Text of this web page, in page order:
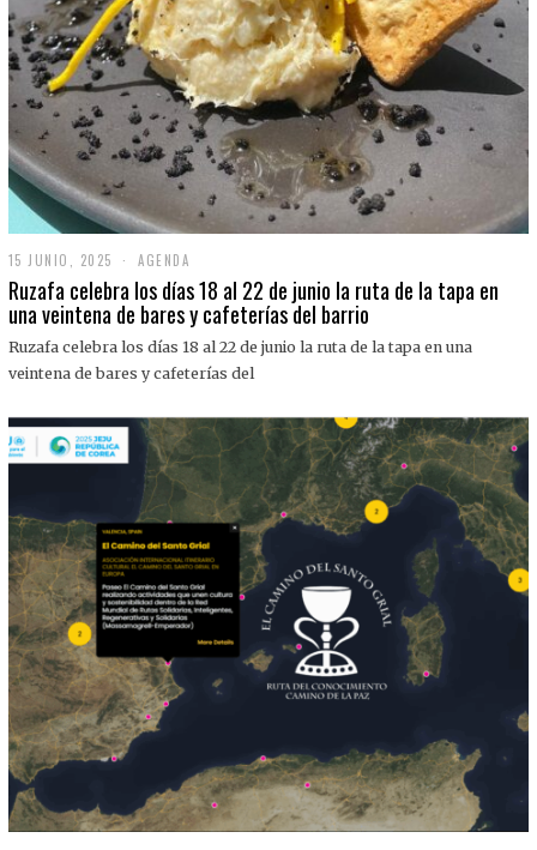
15 JUNIO, 2025
J
U
I
O
0
2
5
AGENDA
Ruzafa celebra los días 18 al 22 de junio la ruta de la tapa en
una veintena de bares y cafeterías del barrio
Ruzafa celebra los días 18 al 22 de junio la ruta de la tapa en una
veintena de bares y cafeterías del